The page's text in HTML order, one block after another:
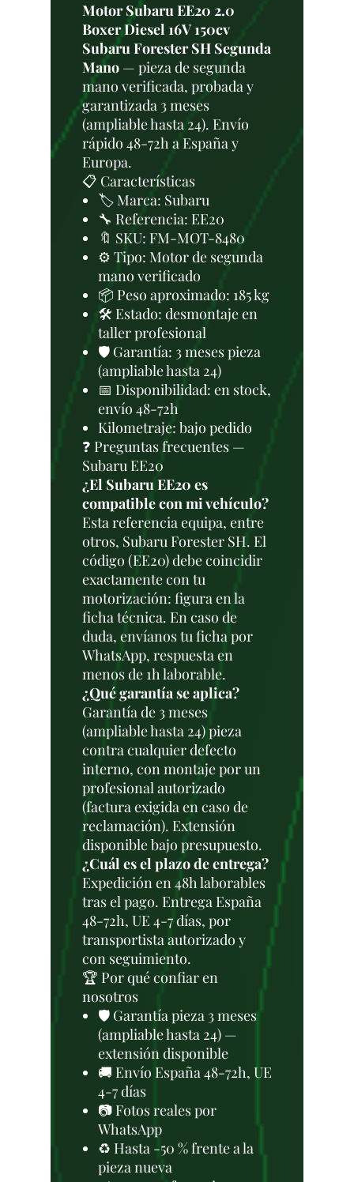
Motor Subaru EE20 2.0
Boxer Diesel 16V 150cv
Subaru Forester SH Segunda
Mano — pieza de segunda
mano verificada, probada y
garantizada 3 meses
(ampliable hasta 24). Envío
rápido 48-72h a España y
Europa.
📋 Características
🏷️ Marca: Subaru
🔧 Referencia: EE20
🔖 SKU: FM-MOT-8480
⚙️ Tipo: Motor de segunda
mano verificado
📦 Peso aproximado: 185 kg
🛠 Estado: desmontaje en
taller profesional
🛡️ Garantía: 3 meses pieza
(ampliable hasta 24)
📅 Disponibilidad: en stock,
envío 48-72h
Kilometraje: bajo pedido
❓ Preguntas frecuentes —
Subaru EE20
¿El Subaru EE20 es
compatible con mi vehículo?
Esta referencia equipa, entre
otros, Subaru Forester SH. El
código (EE20) debe coincidir
exactamente con tu
motorización: figura en la
ficha técnica. En caso de
duda, envíanos tu ficha por
WhatsApp, respuesta en
menos de 1h laborable.
¿Qué garantía se aplica?
Garantía de 3 meses
(ampliable hasta 24) pieza
contra cualquier defecto
interno, con montaje por un
profesional autorizado
(factura exigida en caso de
reclamación). Extensión
disponible bajo presupuesto.
¿Cuál es el plazo de entrega?
Expedición en 48h laborables
tras el pago. Entrega España
48-72h, UE 4-7 días, por
transportista autorizado y
con seguimiento.
🏆 Por qué confiar en
nosotros
🛡️ Garantía pieza 3 meses
(ampliable hasta 24) —
extensión disponible
🚚 Envío España 48-72h, UE
4-7 días
📷 Fotos reales por
WhatsApp
♻️ Hasta -50 % frente a la
pieza nueva